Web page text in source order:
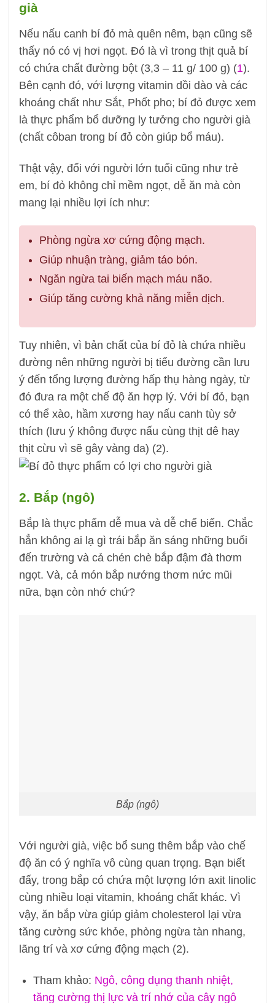
già
Nếu nấu canh bí đỏ mà quên nêm, bạn cũng sẽ
thấy nó có vị hơi ngọt. Đó là vì trong thịt quả bí
có chứa chất đường bột (3,3 – 11 g/ 100 g) (1).
Bên cạnh đó, với lượng vitamin dồi dào và các
khoáng chất như Sắt, Phốt pho; bí đỏ được xem
là thực phẩm bổ dưỡng ly tưởng cho người già
(chất côban trong bí đỏ còn giúp bổ máu).
Thật vậy, đối với người lớn tuổi cũng như trẻ
em, bí đỏ không chỉ mềm ngọt, dễ ăn mà còn
mang lại nhiều lợi ích như:
Phòng ngừa xơ cứng động mạch.
Giúp nhuận tràng, giảm táo bón.
Ngăn ngừa tai biến mạch máu não.
Giúp tăng cường khả năng miễn dịch.
Tuy nhiên, vì bản chất của bí đỏ là chứa nhiều
đường nên những người bị tiểu đường cần lưu
ý đến tổng lượng đường hấp thụ hàng ngày, từ
đó đưa ra một chế độ ăn hợp lý. Với bí đỏ, bạn
có thể xào, hầm xương hay nấu canh tùy sở
thích (lưu ý không được nấu cùng thịt dê hay
thịt cừu vì sẽ gây vàng da) (2).
2. Bắp (ngô)
Bắp là thực phẩm dễ mua và dễ chế biến. Chắc
hẳn không ai lạ gì trái bắp ăn sáng những buổi
đến trường và cả chén chè bắp đậm đà thơm
ngọt. Và, cả món bắp nướng thơm nức mũi
nữa, bạn còn nhớ chứ?
Bắp (ngô)
Với người già, việc bổ sung thêm bắp vào chế
độ ăn có ý nghĩa vô cùng quan trọng. Bạn biết
đấy, trong bắp có chứa một lượng lớn axit linolic
cùng nhiều loại vitamin, khoáng chất khác. Vì
vậy, ăn bắp vừa giúp giảm cholesterol lại vừa
tăng cường sức khỏe, phòng ngừa tàn nhang,
lãng trí và xơ cứng động mạch (2).
Tham khảo: Ngô, công dụng thanh nhiệt,
tăng cường thị lực và trí nhớ của cây ngô